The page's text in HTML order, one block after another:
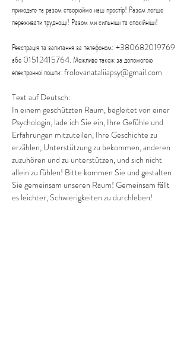
приходьте та разом створюймо наш простір! Разом легше
переживати труднощі! Разом ми сильніші та спокійніші!
Реєстрація та запитання за телефоном: +380682019769
або 01512415764. Можливо також за допомогою
електронної пошти: frolovanataliiapsy@gmail.com
Text auf Deutsch:
In einem geschützten Raum, begleitet von einer
Psychologin, lade ich Sie ein, Ihre Gefühle und
Erfahrungen mitzuteilen, Ihre Geschichte zu
erzählen, Unterstützung zu bekommen, anderen
zuzuhören und zu unterstützen, und sich nicht
allein zu fühlen! Bitte kommen Sie und gestalten
Sie gemeinsam unseren Raum! Gemeinsam fällt
es leichter, Schwierigkeiten zu durchleben!